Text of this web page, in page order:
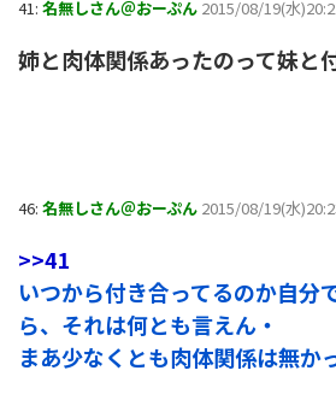
41: 名無しさん＠おーぷん 2015/08/19(水
姉と肉体関係あったのって妹と
46: 名無しさん＠おーぷん 2015/08/19(水
>>41
いつから付き合ってるのか自分
ら、それは何とも言えん・
まあ少なくとも肉体関係は無か